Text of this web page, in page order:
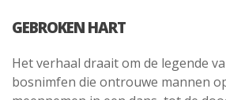
GEBROKEN HART
Het verhaal draait om de legende
bosnimfen die ontrouwe mannen